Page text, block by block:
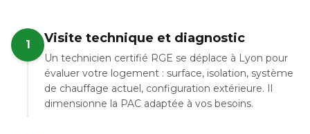
1 Visite technique et diagnostic
Un technicien certifié RGE se déplace à Lyon pour
évaluer votre logement : surface, isolation, système
de chauffage actuel, configuration extérieure. Il
dimensionne la PAC adaptée à vos besoins.